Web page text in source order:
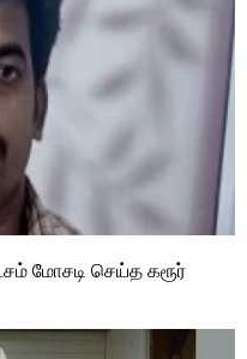
மோசடி செய்த கரூர்